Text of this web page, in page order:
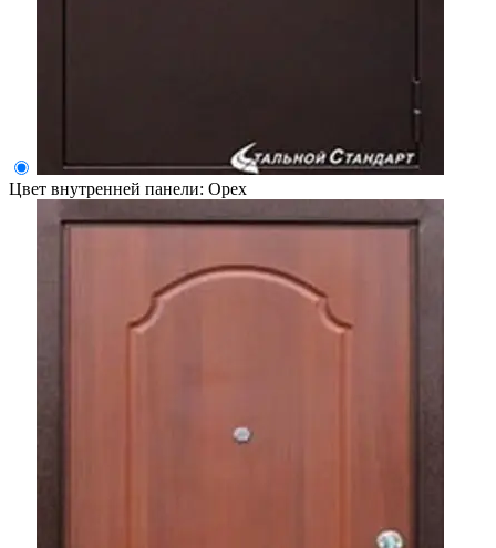
Цвет внутренней панели: Орех